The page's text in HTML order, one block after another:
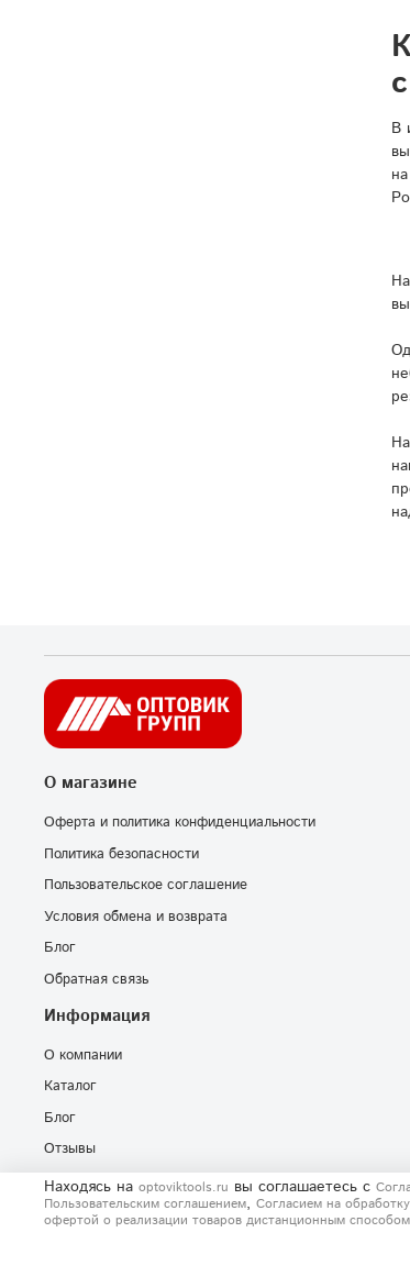
В
О магазине
Оферта и политика конфиденциальности
Политика безопасности
Пользовательское соглашение
Условия обмена и возврата
Блог
Обратная связь
Информация
О компании
Каталог
Блог
Отзывы
Находясь на optoviktools.ru вы соглашаетесь с
Пользовательским соглашением, Согласием на
офертой о реализации товаров дистанционным способом